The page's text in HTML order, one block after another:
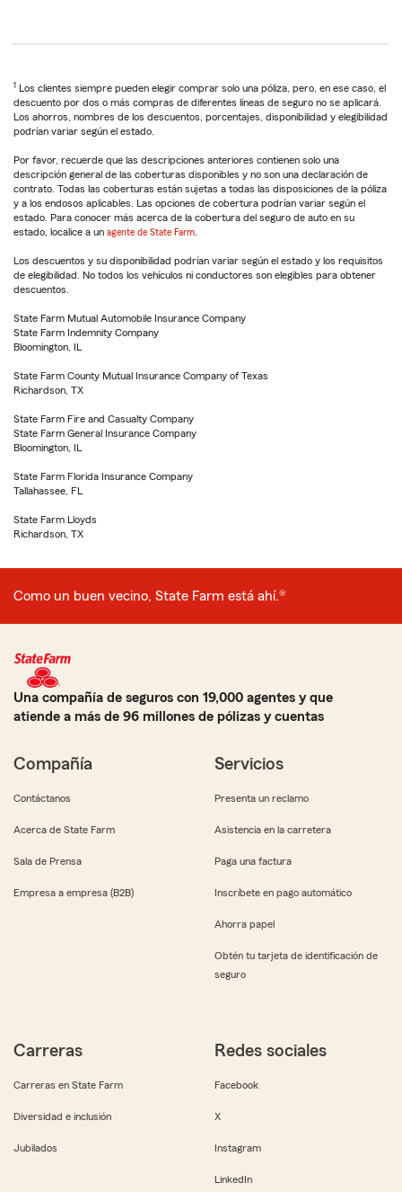
1 Los clientes siempre pueden elegir comprar solo una póliza, pero, en ese caso, el
descuento por dos o más compras de diferentes líneas de seguro no se aplicará.
Los ahorros, nombres de los descuentos, porcentajes, disponibilidad y elegibilidad
podrían variar según el estado.
Por favor, recuerde que las descripciones anteriores contienen solo una
descripción general de las coberturas disponibles y no son una declaración de
contrato. Todas las coberturas están sujetas a todas las disposiciones de la póliza
y a los endosos aplicables. Las opciones de cobertura podrían variar según el
estado. Para conocer más acerca de la cobertura del seguro de auto en su
estado, localice a un agente de State Farm
Los descuentos y su disponibilidad podrían variar según el estado y los requisitos
de elegibilidad. No todos los vehículos ni conductores son elegibles para obtener
descuentos.
State Farm Mutual Automobile Insurance Company
State Farm Indemnity Company
Bloomington, IL
State Farm County Mutual Insurance Company of Texas
Richardson, TX
State Farm Fire and Casualty Company
State Farm General Insurance Company
Bloomington, IL
State Farm Florida Insurance Company
Tallahassee, FL
State Farm Lloyds
Richardson, TX
Como un buen vecino, State Farm está ahí.®
Una compañía de seguros con 19,000 agentes y que
atiende a más de 96 millones de pólizas y cuentas
Compañía
Contáctanos
Acerca de State Farm
Sala de Prensa
Empresa a empresa (B2B)
Servicios
Presenta un reclamo
Asistencia en la carretera
Paga una factura
Inscríbete en pago automático
Ahorra papel
Obtén tu tarjeta de identificación de
seguro
Carreras
Carreras en State Farm
Diversidad e inclusión
Jubilados
Redes sociales
Facebook
X
Instagram
LinkedIn